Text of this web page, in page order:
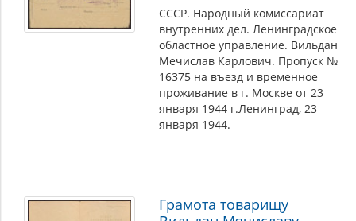
СССР. Народный комиссариат
внутренних дел. Ленинградское
областное управление. Вильдан
Мечислав Карлович. Пропуск №
16375 на въезд и временное
проживание в г. Москве от 23
января 1944 г.Ленинград, 23
января 1944.
Грамота товарищу